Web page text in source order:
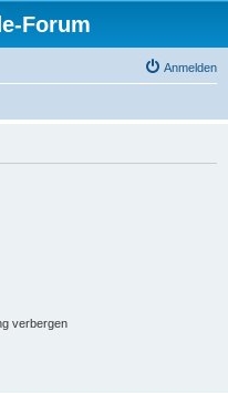
Forum
Anmelden
verbergen